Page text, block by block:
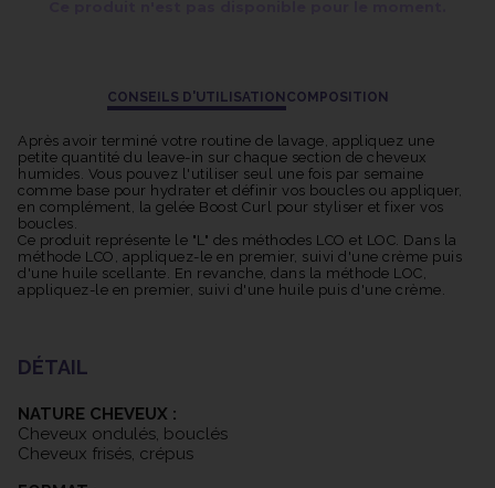
touche agréable à votre routine de coiffage. Adapté à tous les
types de cheveux texturés, qu'ils soient ondulés, bouclés, frisés
ou crépus.
CONSEILS D'UTILISATION COMPOSITION
Après avoir terminé votre routine de lavage, appliquez une
petite quantité du leave-in sur chaque section de cheveux
humides. Vous pouvez l'utiliser seul une fois par semaine
comme base pour hydrater et définir vos boucles ou appliquer,
en complément, la gelée Boost Curl pour styliser et fixer vos
boucles.
Ce produit représente le "L" des méthodes LCO et LOC. Dans la
méthode LCO, appliquez-le en premier, suivi d'une crème puis
d'une huile scellante. En revanche, dans la méthode LOC,
appliquez-le en premier, suivi d'une huile puis d'une crème.
DÉTAIL
NATURE CHEVEUX :
Cheveux ondulés, bouclés
Cheveux frisés, crépus